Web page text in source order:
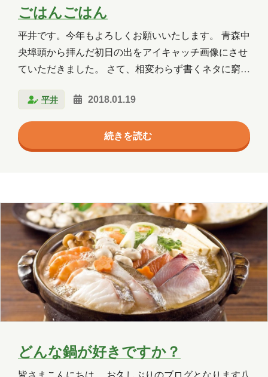
Visual Studio
VR
Windows
Windows 10
Windows 11
エージェント
コミュニケーション
サポート
北海道
医療 名古屋
大阪
学習
宮城 導入支援
山口
広島
思い出 愛媛
愛知
料理
旅行 暮らし
書道
猫
社会 福井 福島
ごはんごはん
平井です。今年もよろしくお願いいたします。 青森中
央埠頭から拝んだ初日の出をアイキャッチ画像にさせ
ていただきました。 さて、相変わらず書くネタに窮し
いるでかい握り飯の作り方をご紹介させていただきま
す。 でかい握り飯は、朝飯と一緒に作るので、朝飯の
作り方もご紹介しちゃいます。 まずは、猫さんの朝ご
にゃんから。はじめにこれをあげておかないと、おに
に、どんぶりにラップをしいて、その上に海苔を載せ
ておきます。 もうひとつのどんぶりの内側に味噌を塗
りつけて、顆粒…
平井 2018.01.19
続きを読む
どんな鍋が好きですか？
皆さまこんにちは。 お久しぶりのブログとなります八